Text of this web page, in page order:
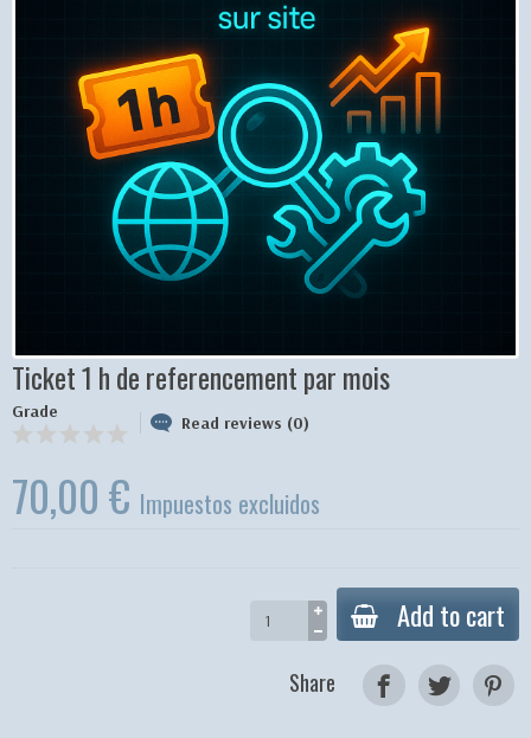
Ticket 1 h de referencement par mois
Grade
Read reviews (0)
70,00 € Impuestos excluidos
Add to cart
Share